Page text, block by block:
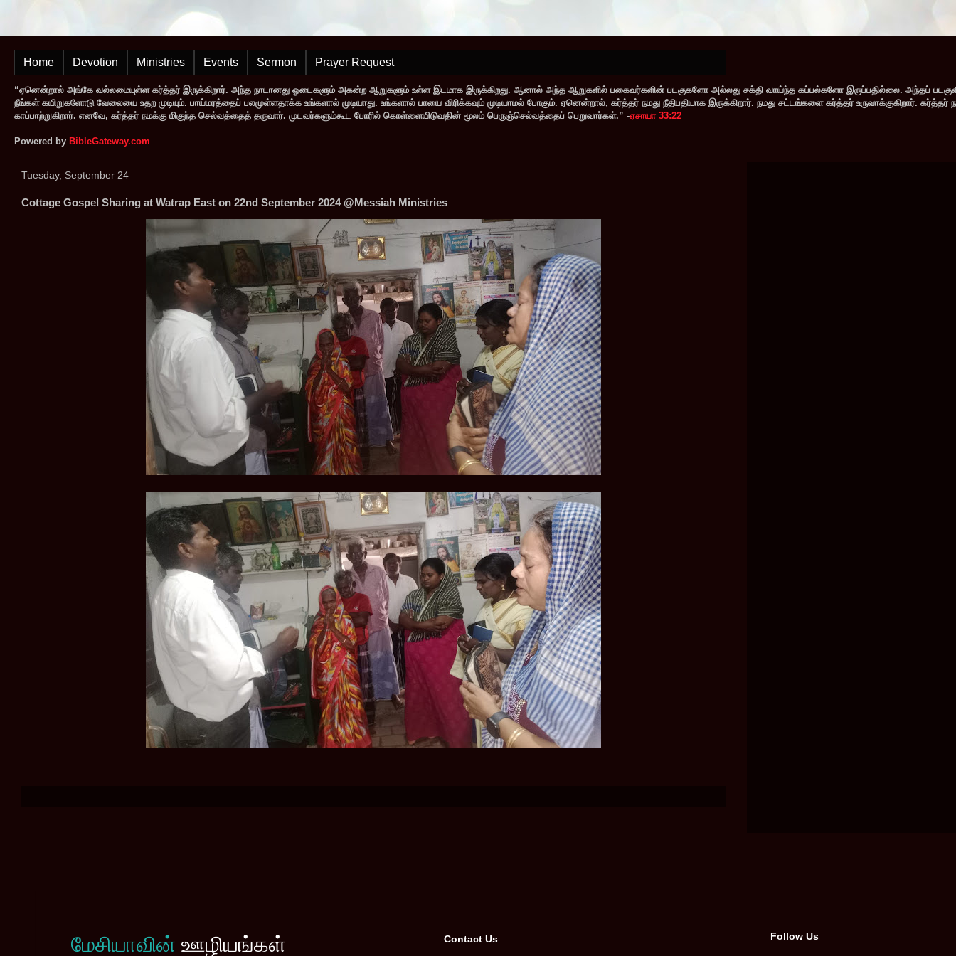
Home Devotion Ministries Events Sermon Prayer Request
“ஏனென்றால் அங்கே வல்லமையுள்ள கர்த்தர் இருக்கிறார். அந்த நாடானது ஓடைகளும் அகன்ற ஆறுகளும் உள்ள இடமாக இருக்கிறது. ஆனால் அந்த ஆறுகளில் பகைவர்களின் படகுகளோ அல்லது சக்தி வாய்ந்த கப்பல்களோ இருப்பதில்லை. அந்தப்
நீங்கள் கயிறுகளோடு வேலையை உதற முடியும். பாய்மரத்தைப் பலமுள்ளதாக்க உங்களால் முடியாது. உங்களால் பாயை விரிக்கவும் முடியாமல் போகும். ஏனென்றால், கர்த்தர் நமது நீதிபதியாக இருக்கிறார். நமது சட்டங்களை கர்த்தர் உருவாக்குகிறார்.
காப்பாற்றுகிறார். எனவே, கர்த்தர் நமக்கு மிகுந்த செல்வத்தைத் தருவார். முடவர்களும்கூட போரில் கொள்ளையிடுவதின் மூலம் பெருஞ்செல்வத்தைப் பெறுவார்கள்.” -ஏசாயா 33:22
Powered by BibleGateway.com
Tuesday, September 24
Cottage Gospel Sharing at Watrap East on 22nd September 2024 @Messiah Ministries
மேசியாவின் ஊழியங்கள் Contact Us Follow Us